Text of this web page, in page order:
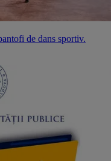
de dans sportiv.